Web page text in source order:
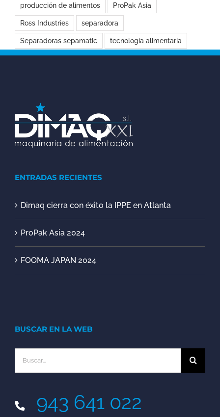
producción de alimentos ProPak Asia
Ross Industries separadora
Separadoras sepamatic tecnología alimentaria
ENTRADAS RECIENTES
Dimaq cierra con éxito la IPPE en Atlanta
ProPak Asia 2024
FOOMA JAPAN 2024
BUSCAR EN LA WEB
Buscar:
943 641 022